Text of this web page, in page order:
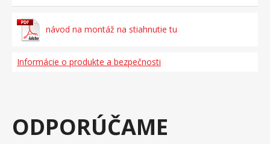
návod na montáž na stiahnutie tu
Informácie o produkte a bezpečnosti
ODPORÚČAME